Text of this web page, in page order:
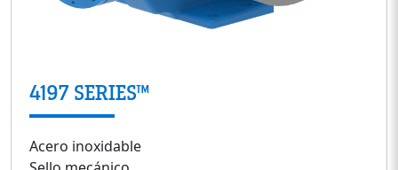
4197 SERIES™
Acero inoxidable